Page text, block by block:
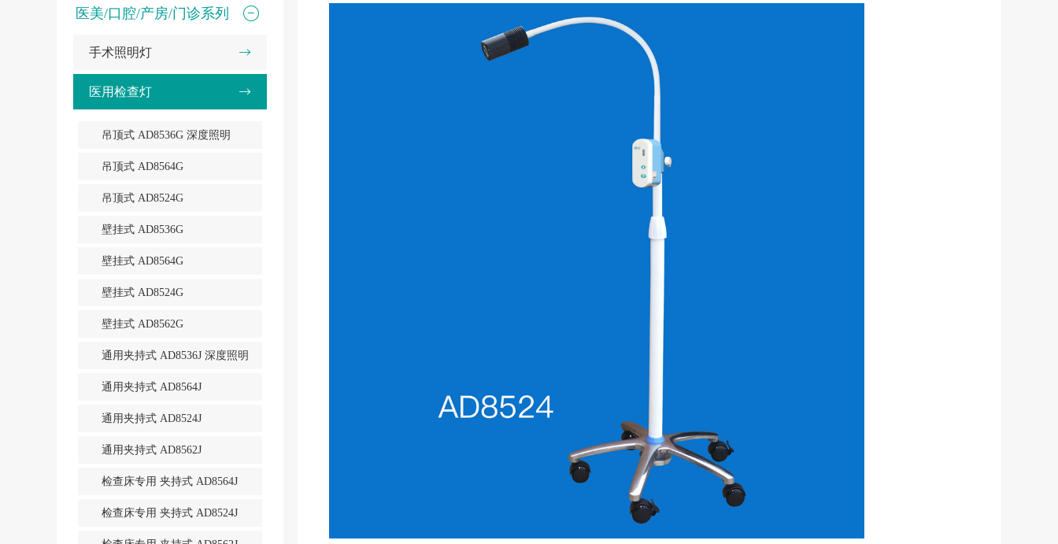
医美/口腔/产房/门诊系列
手术照明灯
医用检查灯
吊顶式 AD8536G 深度照明
吊顶式 AD8564G
吊顶式 AD8524G
壁挂式 AD8536G
壁挂式 AD8564G
壁挂式 AD8524G
壁挂式 AD8562G
通用夹持式 AD8536J 深度照明
通用夹持式 AD8564J
通用夹持式 AD8524J
通用夹持式 AD8562J
检查床专用 夹持式 AD8564J
检查床专用 夹持式 AD8524J